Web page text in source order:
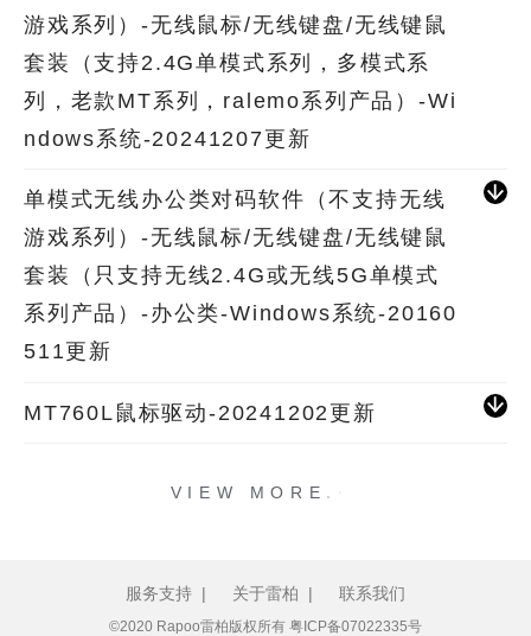
游戏系列）-无线鼠标/无线键盘/无线键鼠
套装（支持2.4G单模式系列，多模式系
列，老款MT系列，ralemo系列产品）-Wi
ndows系统-20241207更新
单模式无线办公类对码软件（不支持无线
游戏系列）-无线鼠标/无线键盘/无线键鼠
套装（只支持无线2.4G或无线5G单模式
系列产品）-办公类-Windows系统-20160
511更新
MT760L鼠标驱动-20241202更新
VIEW MORE .
服务支持 | 关于雷柏 | 联系我们
©2020 Rapoo雷柏版权所有 粤ICP备07022335号